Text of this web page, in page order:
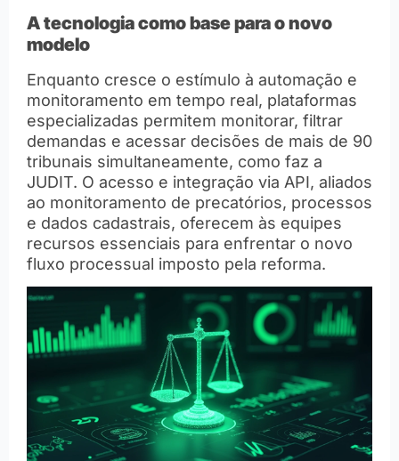
A tecnologia como base para o novo
modelo
Enquanto cresce o estímulo à automação e
monitoramento em tempo real, plataformas
especializadas permitem monitorar, filtrar
demandas e acessar decisões de mais de 90
tribunais simultaneamente, como faz a
JUDIT. O acesso e integração via API, aliados
ao monitoramento de precatórios, processos
e dados cadastrais, oferecem às equipes
recursos essenciais para enfrentar o novo
fluxo processual imposto pela reforma.